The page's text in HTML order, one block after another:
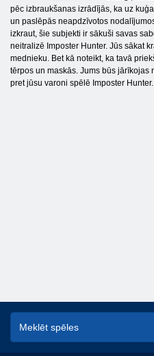
pēc izbraukšanas izrādījās, ka uz
un paslēpās neapdzīvotos
izkraut, šie subjekti ir sākuši savas
neitralizē Imposter Hunter. Jūs sākat
mednieku. Bet kā noteikt, ka tavā
tērpos un maskās. Jums būs
pret jūsu varoni spēlē Imposter Hunter.